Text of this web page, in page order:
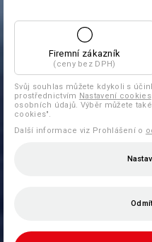
Firemní zákazník
(ceny bez DPH)
Svůj souhlas můžete kdykoli s
prostřednictvím Nastavení cookies
osobních údajů. Výběr můžete
cookies".
Další informace viz Prohlášení o